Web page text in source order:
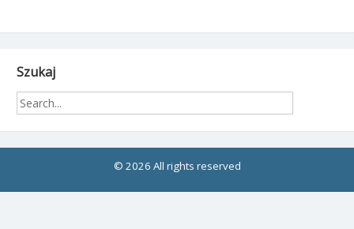
Szukaj
© 2026 All rights reserved